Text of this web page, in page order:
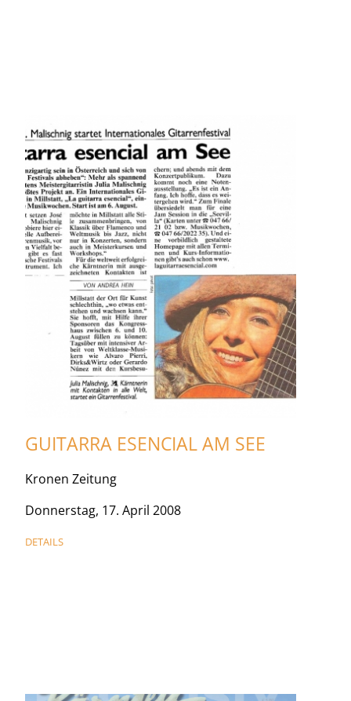
GUITARRA ESENCIAL AM SEE
Kronen Zeitung
Donnerstag, 17. April 2008
DETAILS